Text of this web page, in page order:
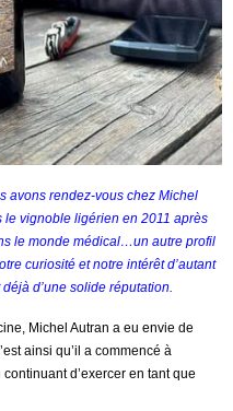
avons rendez-vous chez Michel
le vignoble ligérien en 2011 après
le monde médical…un autre profil
curiosité et notre intérêt d’autant
d’une solide réputation.
Michel Autran a eu envie de
ainsi qu’il a commencé à
d’exercer en tant que